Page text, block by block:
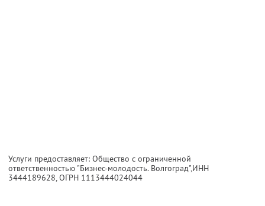
Услуги предоставляет: Общество с ограниченной
ответственностью "Бизнес-молодость. Волгоград",ИНН
3444189628, ОГРН 1113444024044